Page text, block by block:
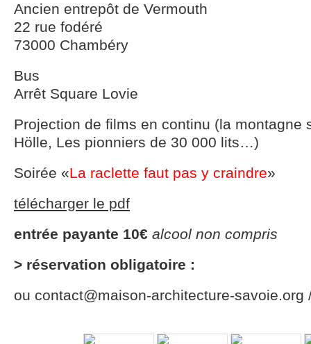
Ancien entrepôt de Vermouth
22 rue fodéré
73000 Chambéry
Bus
Arrêt Square Lovie
Projection de films en continu (la montagne
Hölle, Les pionniers de 30 000 lits…)
Soirée «La raclette faut pas y craindre»
télécharger le pdf
entrée payante 10€ alcool non compris
> réservation obligatoire :
ou contact@maison-architecture-savoie.org